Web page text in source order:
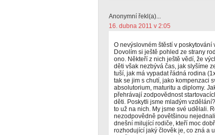
Anonymní řekl(a)...
16. dubna 2011 v 2:05
O nevýslovném štěstí v
Dovolím si ještě pohled ze strany
ono. Někteří z nich ještě vědí, že
děti však nezbývá čas, jak slyšíme
tuší, jak má vypadat řádná rodina
tak se jim s chutí, jako kompenzaci
absolutorium, maturitu a diplomy.
přehrávají zodpovědnost
děti. Poskytli jsme mladým
to už na nich. My jsme své udělali.
nezodpovědně povětšinou
dnešní milující rodiče, kteří moc
rozhodující jaký člověk je, co zná a